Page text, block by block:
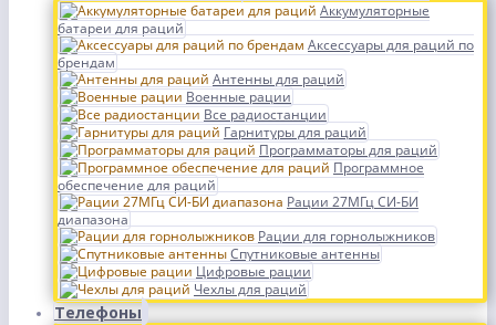
Аккумуляторные
батареи для раций
Аксессуары для раций по
брендам
Антенны для раций
Военные рации
Все радиостанции
Гарнитуры для раций
Программаторы для раций
Программное
обеспечение для раций
Рации 27МГц СИ-БИ
диапазона
Рации для горнолыжников
Спутниковые антенны
Цифровые рации
Чехлы для раций
Телефоны